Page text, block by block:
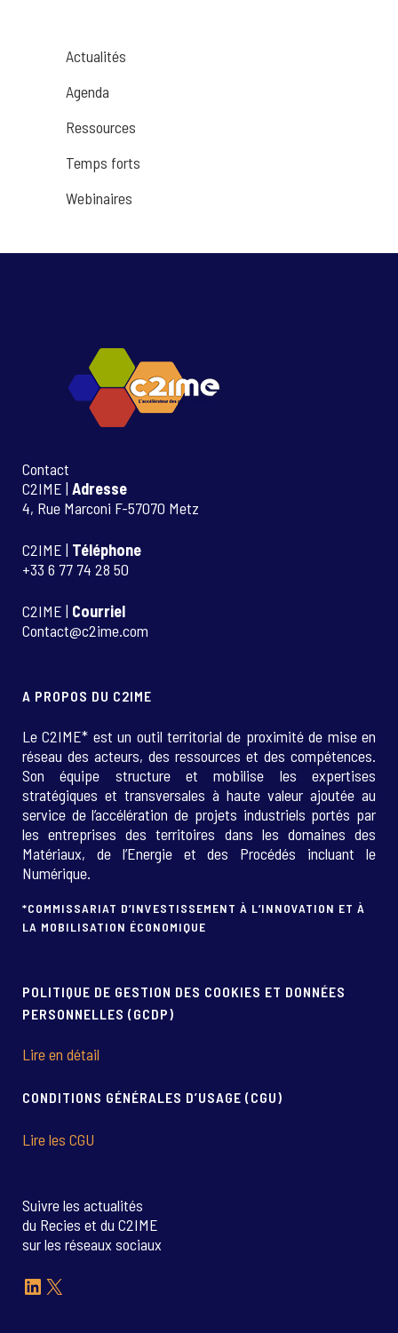
Actualités
Agenda
Ressources
Temps forts
Webinaires
Contact
C2IME | Adresse
4, Rue Marconi F-57070 Metz
C2IME | Téléphone
+33 6 77 74 28 50
C2IME | Courriel
Contact@c2ime.com
A PROPOS DU C2IME
Le C2IME* est un outil territorial de proximité de mise en
réseau des acteurs, des ressources et des compétences.
Son équipe structure et mobilise les expertises
stratégiques et transversales à haute valeur ajoutée au
service de l’accélération de projets industriels portés par
les entreprises des territoires dans les domaines des
Matériaux, de l’Energie et des Procédés incluant le
Numérique.
*COMMISSARIAT D’INVESTISSEMENT À L’INNOVATION ET À
LA MOBILISATION ÉCONOMIQUE
POLITIQUE DE GESTION DES COOKIES ET DONNÉES
PERSONNELLES (GCDP)
Lire en détail
CONDITIONS GÉNÉRALES D’USAGE (CGU)
Lire les CGU
Suivre les actualités
du Recies et du C2IME
sur les réseaux sociaux
LinkedIn
X